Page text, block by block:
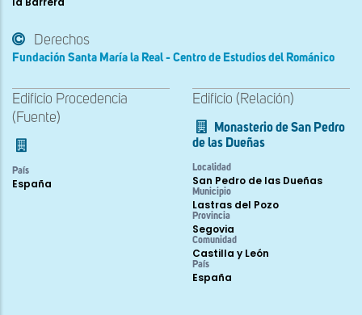
Derechos
Fundación Santa María la Real - Centro de Estudios del Románico
Edificio Procedencia
(Fuente)
País
España
Edificio (Relación)
Monasterio de San Pedro
de las Dueñas
Localidad
San Pedro de las Dueñas
Municipio
Lastras del Pozo
Provincia
Segovia
Comunidad
Castilla y León
País
España